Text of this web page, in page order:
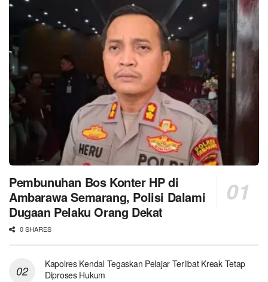
Pembunuhan Bos Konter HP di
Ambarawa Semarang, Polisi Dalami
Dugaan Pelaku Orang Dekat
0 SHARES
Kapolres Kendal Tegaskan Pelajar Terlibat Kreak Tetap
Diproses Hukum